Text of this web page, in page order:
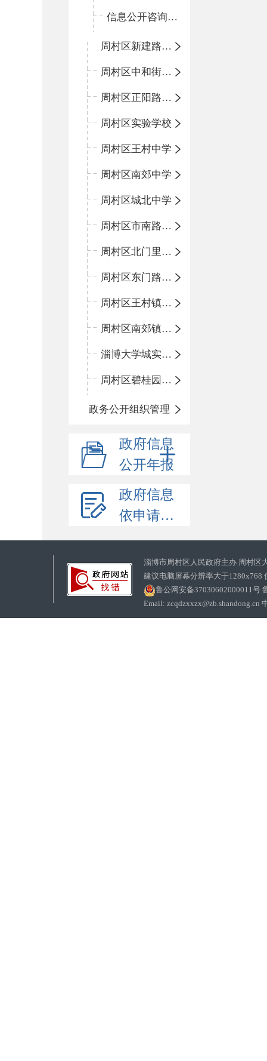
信息公开咨询指南
周村区新建路小学
周村区中和街小学
周村区正阳路小学
周村区实验学校
周村区王村中学
周村区南郊中学
周村区城北中学
周村区市南路小学
周村区北门里小学
周村区东门路小学
周村区王村镇中心学校
周村区南郊镇中心小学
淄博大学城实验中学
周村区碧桂园小学
政务公开组织管理
政府信息
公开年报
政府信息
依申请公开
淄博市周村区人民政府主办 周村区
建议电脑屏幕分辨率大于1280x768
鲁公网安备37030602000011号
Email: zcqdzxxzx@zb.shandong.cn